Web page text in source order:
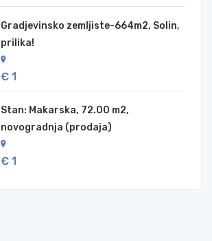
Gradjevinsko zemljiste-664m2, Solin,
prilika!
€ 1
Stan: Makarska, 72.00 m2,
novogradnja (prodaja)
€ 1